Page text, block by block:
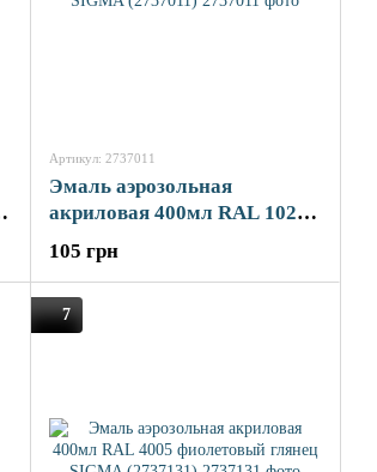
Артикул: 2737011
Эмаль аэрозольная
акриловая 400мл RAL 1028
(2737011)
105 грн
7